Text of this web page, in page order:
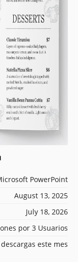
PowerPoint
August 13, 2025
July 18, 2026
por 3 Usuarios
descargas este mes